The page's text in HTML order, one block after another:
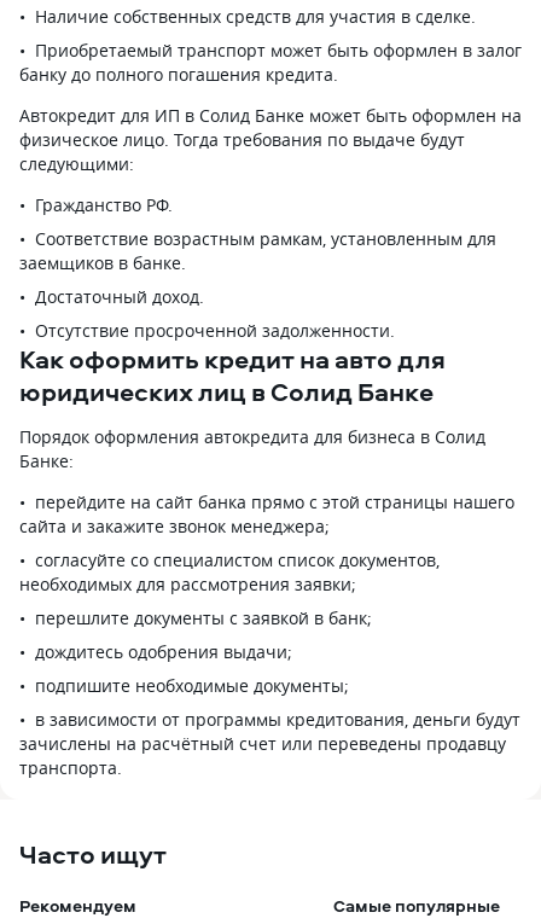
Наличие собственных средств для участия в сделке.
Приобретаемый транспорт может быть оформлен в залог
банку до полного погашения кредита.
Автокредит для ИП в Солид Банке может быть оформлен на
физическое лицо. Тогда требования по выдаче будут
следующими:
Гражданство РФ.
Соответствие возрастным рамкам, установленным для
заемщиков в банке.
Достаточный доход.
Отсутствие просроченной задолженности.
Как оформить кредит на авто для
юридических лиц в Солид Банке
Порядок оформления автокредита для бизнеса в Солид
Банке:
перейдите на сайт банка прямо с этой страницы нашего
сайта и закажите звонок менеджера;
согласуйте со специалистом список документов,
необходимых для рассмотрения заявки;
перешлите документы с заявкой в банк;
дождитесь одобрения выдачи;
подпишите необходимые документы;
в зависимости от программы кредитования, деньги будут
зачислены на расчётный счет или переведены продавцу
транспорта.
Часто ищут
Рекомендуем Самые популярные